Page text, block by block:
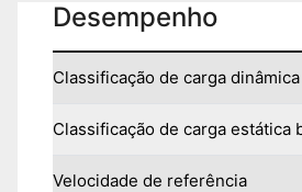
Desempenho
Classificação de carga
Classificação de carga estática
Velocidade de referência